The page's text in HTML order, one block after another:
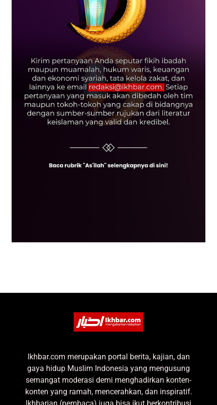
Ikhbar.com merupakan portal berita, kajian, dan
gaya hidup Muslim Indonesia yang mengusung
semangat moderasi demi menghadirkan konten-
konten yang ramah, mencerahkan, dan inspiratif.